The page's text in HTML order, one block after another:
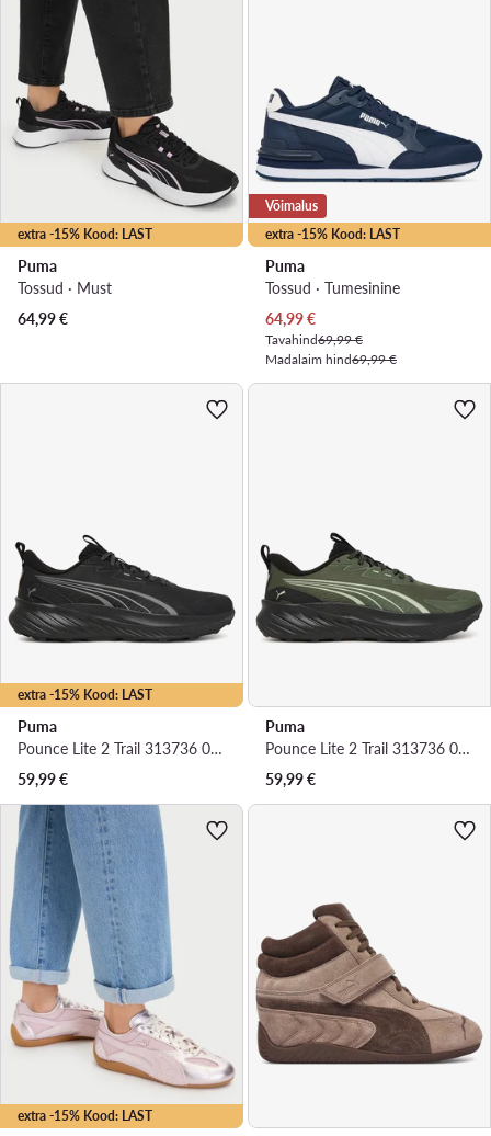
extra -15% Kood: LAST
Puma
Tossud · Must
64,99€
extra -15% Kood: LAST
Võimalus
Puma
Tossud · Tumesinine
Praegune hind
64,99€
Tavahind69,99 €
Madalaim hind69,99 €
extra -15% Kood: LAST
Puma
Pounce Lite 2 Trail 313736 01 · Jooksujalatsid
59,99€
Puma
Pounce Lite 2 Trail 313736 03 · Jooksujalatsid
59,99€
extra -15% Kood: LAST